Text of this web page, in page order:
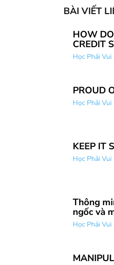
BÀI VIẾT
HOW
CREDIT
Học Phải Vui
PROUD
Học Phải Vui
KEEP IT
Học Phải Vui
Thông
ngốc và
Học Phải Vui